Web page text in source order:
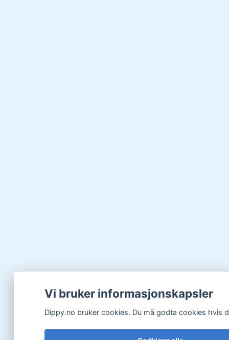
Vi bruker informasjonskapsler
Dippy.no bruker cookies. Du må godta cookies hvis